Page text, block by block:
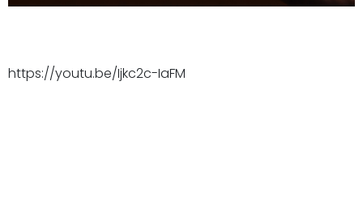
https://youtu.be/Ijkc2c-IaFM